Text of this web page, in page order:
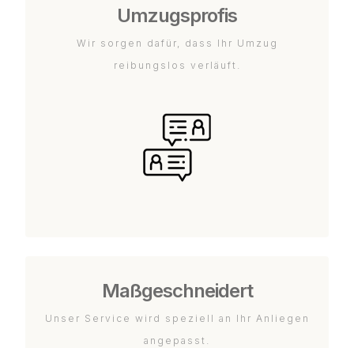
Umzugsprofis
Wir sorgen dafür, dass Ihr Umzug
reibungslos verläuft.
Maßgeschneidert
Unser Service wird speziell an Ihr Anliegen
angepasst.